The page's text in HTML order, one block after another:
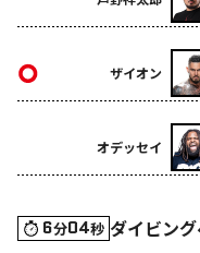
ザイオン
オデッセイ
6分04秒 ダイビン